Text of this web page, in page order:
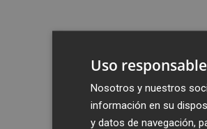
Uso
Nosotros y nuestros
información en su
y datos de navegación,